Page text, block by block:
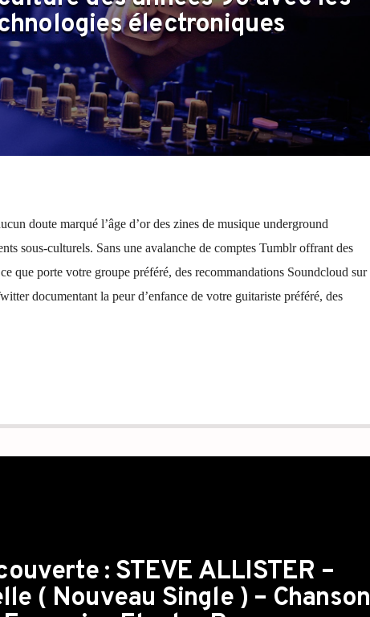
électroniques
doute marqué l’âge d’or des zines de musique underground
sous-culturels. Sans une avalanche de comptes Tumblr offrant des
que porte votre groupe préféré, des recommandations Soundcloud sur
documentant la peur d’enfance de votre guitariste préféré, des
: STEVE ALLISTER –
( Nouveau Single ) – Chanson